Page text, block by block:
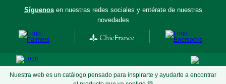
Síguenosen nuestras redes sociales y entérate de nuestras
novedades
Nuestra web es un catálogo pensado para inspirarte y ayudarte a encontrar